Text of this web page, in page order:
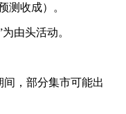
测收成）。
由头活动。
，部分集市可能出